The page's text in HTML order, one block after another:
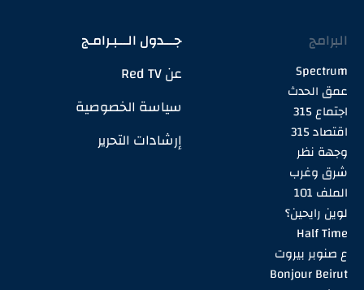
البرامج
Spectrum
عمق الحدث
اجتماع 315
اقتصاد 315
وجهة نظر
شرق وغرب
الملف 101
لوين رايحين؟
Half Time
ع صنوبر بيروت
Bonjour Beirut
جـــدول الـــبـرامـج
عن Red TV
سياسة الخصوصية
إرشادات التحرير